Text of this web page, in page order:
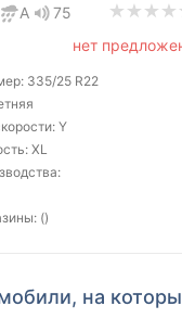
A
75
нет
335/25 R22
Y
XL
()
на